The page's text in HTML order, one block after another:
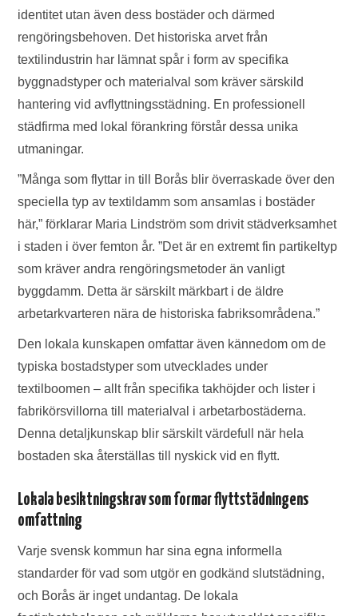
identitet utan även dess bostäder och därmed
rengöringsbehoven. Det historiska arvet från
textilindustrin har lämnat spår i form av specifika
byggnadstyper och materialval som kräver särskild
hantering vid avflyttningsstädning. En professionell
städfirma med lokal förankring förstår dessa unika
utmaningar.
”Många som flyttar in till Borås blir överraskade över den
speciella typ av textildamm som ansamlas i bostäder
här,” förklarar Maria Lindström som drivit städverksamhet
i staden i över femton år. ”Det är en extremt fin partikeltyp
som kräver andra rengöringsmetoder än vanligt
byggdamm. Detta är särskilt märkbart i de äldre
arbetarkvarteren nära de historiska fabriksområdena.”
Den lokala kunskapen omfattar även kännedom om de
typiska bostadstyper som utvecklades under
textilboomen – allt från specifika takhöjder och lister i
fabrikörsvillorna till materialval i arbetarbostäderna.
Denna detaljkunskap blir särskilt värdefull när hela
bostaden ska återställas till nyskick vid en flytt.
Lokala besiktningskrav som formar flyttstädningens
omfattning
Varje svensk kommun har sina egna informella
standarder för vad som utgör en godkänd slutstädning,
och Borås är inget undantag. De lokala